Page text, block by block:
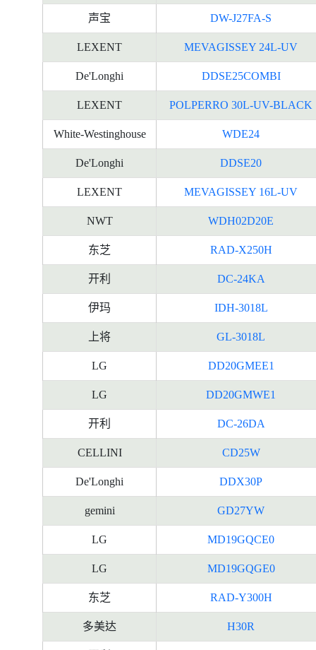
声宝 DW-J27FA-S
LEXENT MEVAGISSEY 24L-UV
De'Longhi DDSE25COMBI
LEXENT POLPERRO 30L-UV-BLACK
White-Westinghouse WDE24
De'Longhi DDSE20
LEXENT MEVAGISSEY 16L-UV
NWT WDH02D20E
东芝 RAD-X250H
开利 DC-24KA
伊玛 IDH-3018L
上将 GL-3018L
LG DD20GMEE1
LG DD20GMWE1
开利 DC-26DA
CELLINI CD25W
De'Longhi DDX30P
gemini GD27YW
LG MD19GQCE0
LG MD19GQGE0
东芝 RAD-Y300H
多美达 H30R